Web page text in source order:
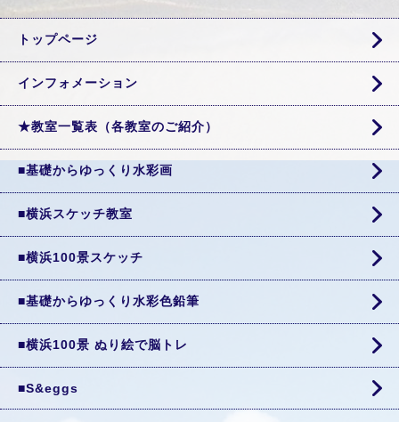
トップページ
インフォメーション
★教室一覧表（各教室のご紹介）
■基礎からゆっくり水彩画
■横浜スケッチ教室
■横浜100景スケッチ
■基礎からゆっくり水彩色鉛筆
■横浜100景 ぬり絵で脳トレ
■S&eggs